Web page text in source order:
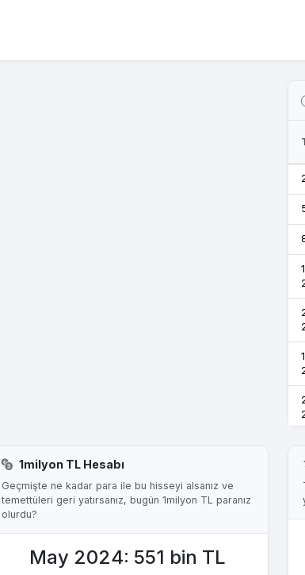
1milyon TL Hesabı
Geçmişte ne kadar para ile bu hisseyi alsanız ve
temettüleri geri yatırsanız, bugün 1milyon TL paranız
olurdu?
May 2024: 551 bin TL